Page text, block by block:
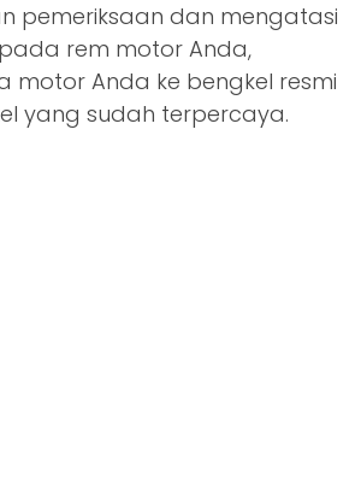
pemeriksaan dan mengatasi
rem motor Anda,
motor Anda ke bengkel resmi
yang sudah terpercaya.